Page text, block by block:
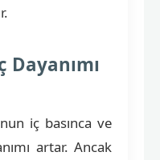
Dayanımı
iç basınca ve
artar. Ancak